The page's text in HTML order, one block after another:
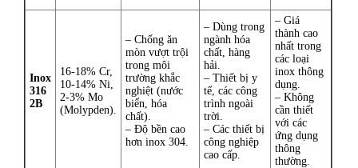
Inox
316
2B
16-18% Cr,
10-14% Ni,
2-3% Mo
(Molypden).
– Chống ăn
mòn vượt trội
trong môi
trường khắc
nghiệt (nước
biển, hóa
chất).
– Độ bền cao
hơn inox 304.
– Dùng trong
ngành hóa
chất, hàng
hải.
– Thiết bị y
tế, các công
trình ngoài
trời.
– Các thiết bị
công nghiệp
cao cấp.
– Giá
thành cao
nhất trong
các loại
inox thông
dụng.
– Không
cần thiết
với các
ứng dụng
thông
thường.